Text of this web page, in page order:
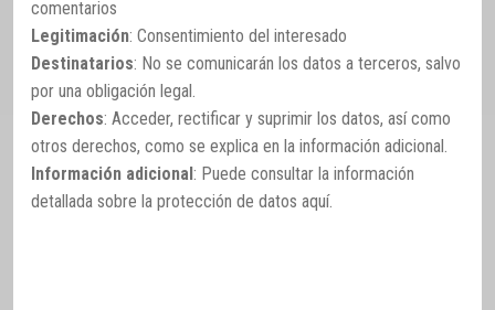
comentarios
Legitimación: Consentimiento del interesado
Destinatarios: No se comunicarán los datos a terceros, salvo
por una obligación legal.
Derechos: Acceder, rectificar y suprimir los datos, así como
otros derechos, como se explica en la información adicional.
Información adicional: Puede consultar la información
detallada sobre la protección de datos aquí.